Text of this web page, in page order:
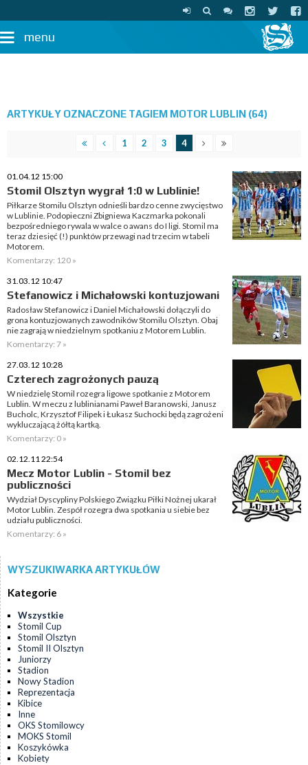
menu
ARTYKUŁY OZNACZONE TAGIEM MOTOR LUBLIN (64)
1 2 3 4
01.04.12 15:00
Stomil Olsztyn wygrał 1:0 w Lublinie!
Piłkarze Stomilu Olsztyn odnieśli bardzo cenne zwycięstwo
w Lublinie. Podopieczni Zbigniewa Kaczmarka pokonali
bezpośredniego rywala w walce o awans do I ligi. Stomil ma
teraz dziesięć (!) punktów przewagi nad trzecim w tabeli
Motorem.
Komentarzy: 120 »
31.03.12 10:47
Stefanowicz i Michałowski kontuzjowani
Radosław Stefanowicz i Daniel Michałowski dołączyli do
grona kontuzjowanych zawodników Stomilu Olsztyn. Obaj
nie zagrają w niedzielnym spotkaniu z Motorem Lublin.
Komentarzy: 7 »
27.03.12 10:28
Czterech zagrożonych pauzą
W niedzielę Stomil rozegra ligowe spotkanie z Motorem
Lublin. W meczu z lublinianami Paweł Baranowski, Janusz
Bucholc, Krzysztof Filipek i Łukasz Suchocki będą zagrożeni
wykluczającą żółtą kartką.
Komentarzy: 0 »
02.12.11 22:54
Mecz Motor Lublin - Stomil bez
publiczności
Wydział Dyscypliny Polskiego Związku Piłki Nożnej ukarał
Motor Lublin. Zespół rozegra dwa spotkania u siebie bez
udziału publiczności.
Komentarzy: 6 »
WYSZUKIWARKA ARTYKUŁÓW
Kategorie
Wszystkie
Stomil Cup
Stomil Olsztyn
Stomil II Olsztyn
Juniorzy
Stadion
Nowy Stadion
Reprezentacja
Kibice
Inne
OKS Stomilowcy
MOKS Stomil
Koszykówka
Kobiety